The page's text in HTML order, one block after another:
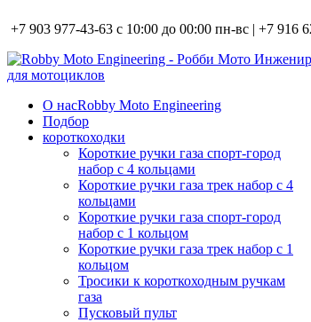
+7 903 977-43-63 с 10:00 до 00:00 пн-вс | +7 916
О насRobby Moto Engineering
Подбор
короткоходки
Короткие ручки газа спорт-город
набор с 4 кольцами
Короткие ручки газа трек набор с 4
кольцами
Короткие ручки газа спорт-город
набор с 1 кольцом
Короткие ручки газа трек набор с 1
кольцом
Тросики к короткоходным ручкам
газа
Пусковый пульт